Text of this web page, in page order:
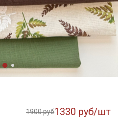
1900 руб1330 руб/шт